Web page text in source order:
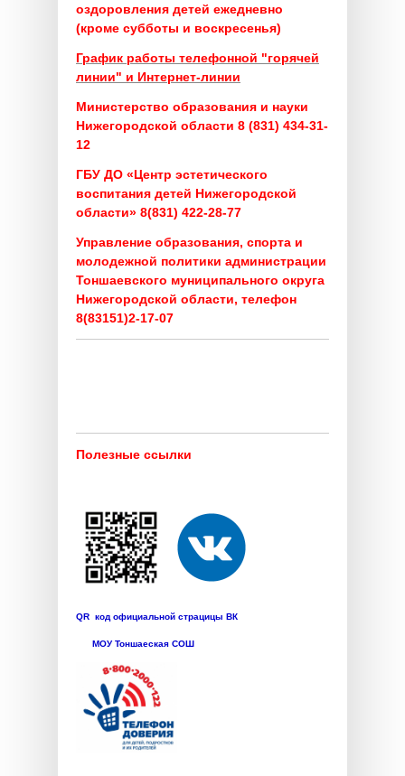
оздоровления детей ежедневно
(кроме субботы и воскресенья)
График работы телефонной "горячей
линии" и Интернет-линии
Министерство образования и науки
Нижегородской области 8 (831) 434-31-
12
ГБУ ДО «Центр эстетического
воспитания детей Нижегородской
области» 8(831) 422-28-77
Управление образования, спорта и
молодежной политики администрации
Тоншаевского муниципального округа
Нижегородской области, телефон
8(83151)2-17-07
Полезные ссылки
QR код официальной страцицы ВК
МОУ Тоншаеская СОШ